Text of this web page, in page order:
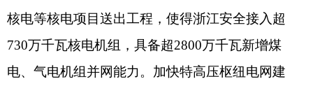
核电等核电项目送出工程，使得浙江安全接入超
730万千瓦核电机组，具备超2800万千瓦新增煤
电、气电机组并网能力。加快特高压枢纽电网建